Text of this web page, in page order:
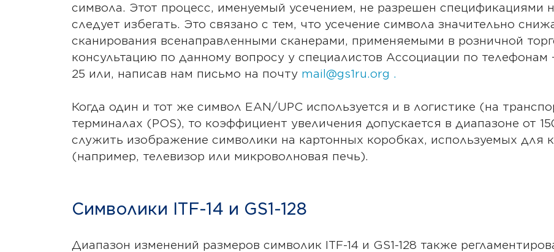
символа. Этот процесс, именуемый усечением, не разрешен спецификациями
следует избегать. Это связано с тем, что усечение символа значительно
сканирования всенаправленными сканерами, применяемыми в розничной
консультацию по данному вопросу у специалистов Ассоциации по телефонам
25 или, написав нам письмо на почту mail@gs1ru.org .
Когда один и тот же символ EAN/UPC используется и в логистике (на
терминалах (POS), то коэффициент увеличения допускается в диапазоне от
служить изображение символики на картонных коробках, используемых для
(например, телевизор или микроволновая печь).
Символики ITF-14 и GS1-128
Диапазон изменений размеров символик ITF-14 и GS1-128 также